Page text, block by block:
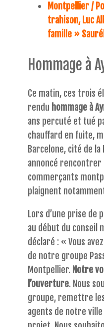
Montpellier /
trahison, Luc
famille »
Hommage à
Ce matin, ces trois
rendu hommage à
ans percuté et tué
chauffard en fuite,
Barcelone, cité de
annoncé rencontrer
commerçants
plaignent
Lors d’une prise de
au début du conseil
déclaré : « Vous
de notre groupe
Montpellier. Notre
l’ouverture. Nous
groupe, remettre
agents de notre